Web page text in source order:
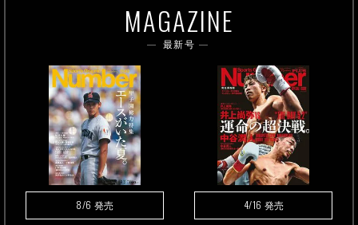
MAGAZINE
最新号
8/6 発売 4/16 発売